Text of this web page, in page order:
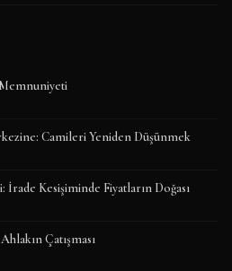
Camileri Yeniden Düşünmek
İrade Kesişiminde Fiyatların Doğası
Çatışması